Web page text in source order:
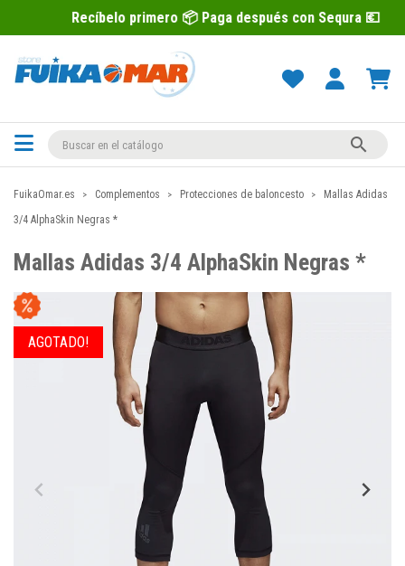
primero 📦 Paga después con Sequra 💶

FuikaOmar.es Complementos Protecciones de baloncesto
Mallas Adidas
3/4 AlphaSkin Negras *
Mallas Adidas 3/4 AlphaSkin Negras *
AGOTADO!